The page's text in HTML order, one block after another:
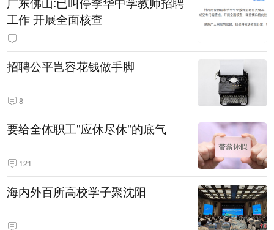
工作 开展全面核查
招聘公平岂容花钱做手脚
8
要给全体职工"应休尽休"的底气
121
海内外百所高校学子聚沈阳